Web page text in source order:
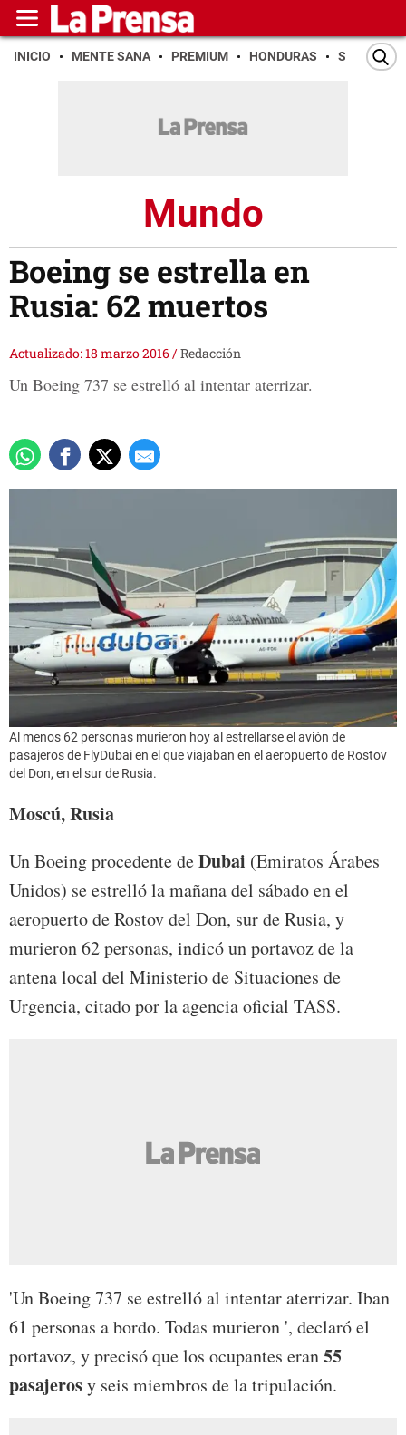
INICIO MENTE SANA PREMIUM HONDURAS SAN PEDRO
Mundo
Boeing se estrella en
Rusia: 62 muertos
Actualizado: 18 marzo 2016/Redacción
Un Boeing 737 se estrelló al intentar aterrizar.
Al menos 62 personas murieron hoy al estrellarse el avión de
pasajeros de FlyDubai en el que viajaban en el aeropuerto de Rostov
del Don, en el sur de Rusia.
Moscú, Rusia
Un Boeing procedente deDubai (Emiratos Árabes
Unidos) se estrelló la mañana del sábado en el
aeropuerto de Rostov del Don, sur de Rusia, y
murieron 62 personas, indicó un portavoz de la
antena local del Ministerio de Situaciones de
Urgencia, citado por la agencia oficial TASS.
'Un Boeing 737 se estrelló al intentar aterrizar. Iban
61 personas a bordo. Todas murieron ', declaró el
portavoz, y precisó que los ocupantes eran55
pasajerosy seis miembros de la tripulación.